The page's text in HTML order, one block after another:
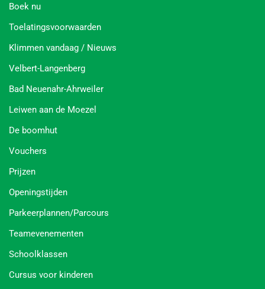
Boek nu
Toelatingsvoorwaarden
Klimmen vandaag / Nieuws
Velbert-Langenberg
Bad Neuenahr-Ahrweiler
Leiwen aan de Moezel
De boomhut
Vouchers
Prijzen
Openingstijden
Parkeerplannen/Parcours
Teamevenementen
Schoolklassen
Cursus voor kinderen